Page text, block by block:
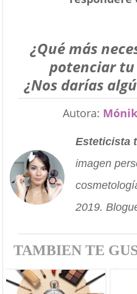
¿Qué más
potenciar tu
¿Nos darías
Autora:
Esteticista
imagen
2019.
TAMBIEN TE